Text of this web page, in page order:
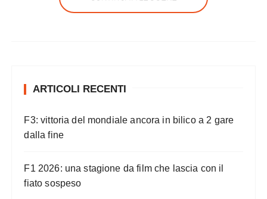
ARTICOLI RECENTI
F3: vittoria del mondiale ancora in bilico a 2 gare
dalla fine
F1 2026: una stagione da film che lascia con il
fiato sospeso